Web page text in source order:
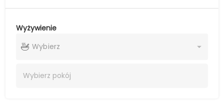
Wyżywienie
Wybierz
Wybierz pokój